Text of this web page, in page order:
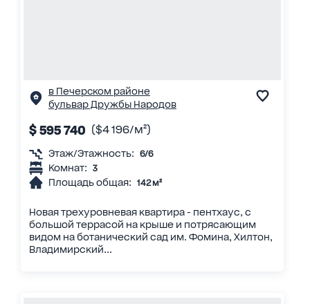
в Печерском районе
бульвар Дружбы Народов
$ 595 740 ($4 196/м²)
Этаж/Этажность: 6/6
Комнат: 3
Площадь общая: 142 м²
Новая трехуровневая квартира - пентхаус, с
большой террасой на крыше и потрясающим
видом на ботанический сад им. Фомина, Хилтон,
Владимирский...